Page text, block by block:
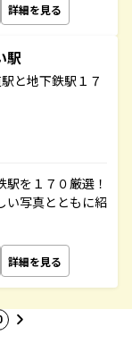
詳細を見る
駅
と地下鉄駅１７
を１７０厳選！
い写真とともに紹
詳細を見る